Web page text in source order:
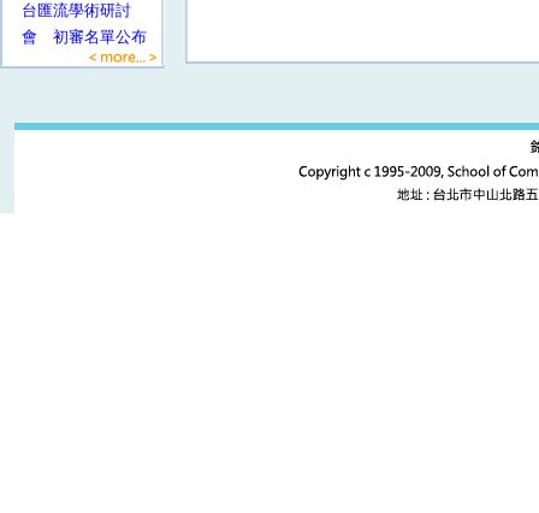
台匯流學術研討
會 初審名單公布